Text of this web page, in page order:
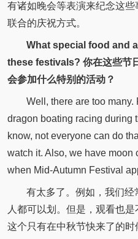
有诸如晚会等表演来纪念这
联合的庆祝方式。
What special food and
these festivals? 你在这些节
会参加什么特别的活动？
Well, there are too
dragon boating racing during
know, not everyone can do
watch it. Also, we have
when Mid-Autumn Festival
有太多了。例如，我们
人都可以划。但是，观看也
这个只有在中秋节快来了的时